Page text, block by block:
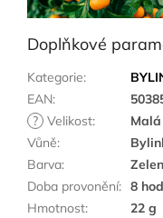
Doplňkové
Kategorie:
EAN:
? Velikost:
Malá
Vůně:
Barva:
Doba provonění: 8
Hmotnost:
22 g